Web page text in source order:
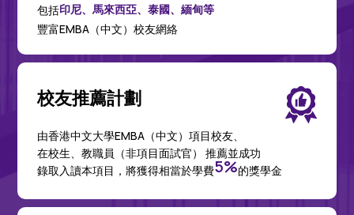
包括印尼、馬來西亞、泰國、緬甸等
豐富EMBA（中文）校友網絡
校友推薦計劃
由香港中文大學EMBA（中文）項目校友、
在校生、教職員（非項目面試官） 推薦並成功
錄取入讀本項目，將獲得相當於學費5%的獎學金